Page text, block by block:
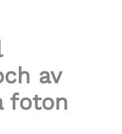
av
foton